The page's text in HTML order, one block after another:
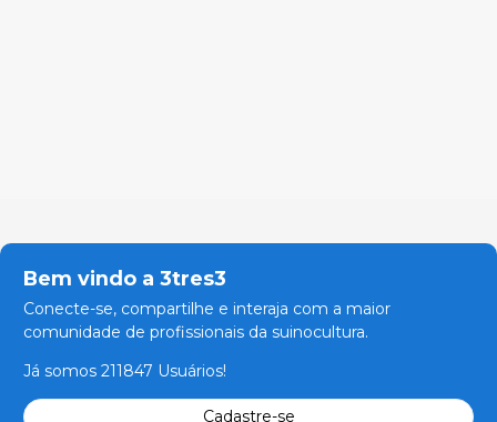
Bem vindo a 3tres3
Conecte-se, compartilhe e interaja com a maior
comunidade de profissionais da suinocultura.
Já somos 211847 Usuários!
Cadastre-se